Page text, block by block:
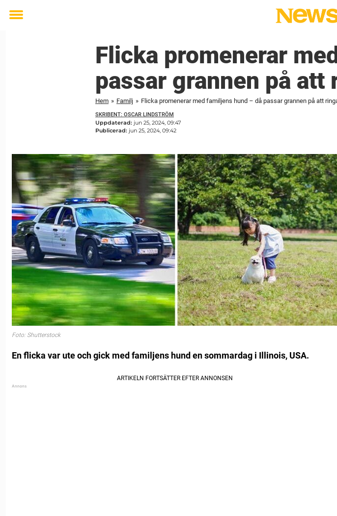
Toggle
Flicka promenerar
passar grannen på att
Hem » Familj » Flicka promenerar med familjens hund – då passar grannen på att
SKRIBENT: OSCAR LINDSTRÖM
Uppdaterad: jun 25, 2024, 09:47
Publicerad: jun 25, 2024, 09:42
Foto: Shutterstock
En flicka var ute och gick med familjens hund en sommardag i Illinois, USA.